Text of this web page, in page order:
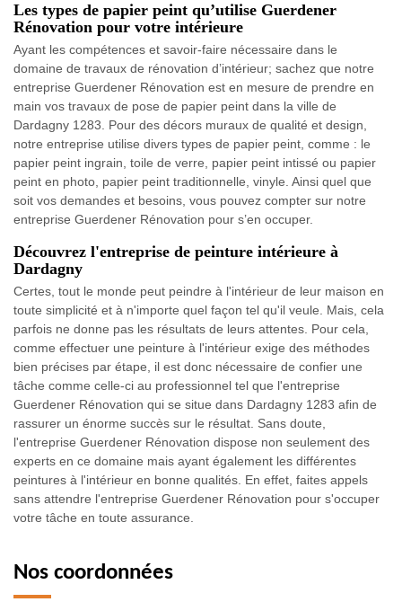
Les types de papier peint qu’utilise Guerdener
Rénovation pour votre intérieure
Ayant les compétences et savoir-faire nécessaire dans le
domaine de travaux de rénovation d’intérieur; sachez que notre
entreprise Guerdener Rénovation est en mesure de prendre en
main vos travaux de pose de papier peint dans la ville de
Dardagny 1283. Pour des décors muraux de qualité et design,
notre entreprise utilise divers types de papier peint, comme : le
papier peint ingrain, toile de verre, papier peint intissé ou papier
peint en photo, papier peint traditionnelle, vinyle. Ainsi quel que
soit vos demandes et besoins, vous pouvez compter sur notre
entreprise Guerdener Rénovation pour s’en occuper.
Découvrez l'entreprise de peinture intérieure à
Dardagny
Certes, tout le monde peut peindre à l'intérieur de leur maison en
toute simplicité et à n'importe quel façon tel qu'il veule. Mais, cela
parfois ne donne pas les résultats de leurs attentes. Pour cela,
comme effectuer une peinture à l'intérieur exige des méthodes
bien précises par étape, il est donc nécessaire de confier une
tâche comme celle-ci au professionnel tel que l'entreprise
Guerdener Rénovation qui se situe dans Dardagny 1283 afin de
rassurer un énorme succès sur le résultat. Sans doute,
l'entreprise Guerdener Rénovation dispose non seulement des
experts en ce domaine mais ayant également les différentes
peintures à l'intérieur en bonne qualités. En effet, faites appels
sans attendre l'entreprise Guerdener Rénovation pour s'occuper
votre tâche en toute assurance.
Nos coordonnées